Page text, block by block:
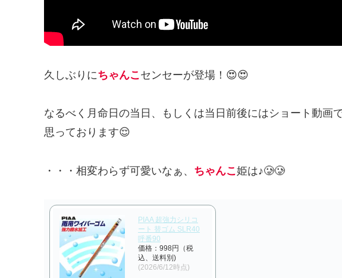
久しぶりにちゃんこ センセーが登場！😍😍
なるべく月命日の当日、もしくは当日前後にはショート動画
思っております😌
・・・相変わらず可愛いなぁ、 ちゃんこ 姫は♪🥲🥲
PIAA 超強力シリコ
ート 替ゴム SLR40
呼番90
価格：998円（税
込、送料別)
(2026/6/12時点)